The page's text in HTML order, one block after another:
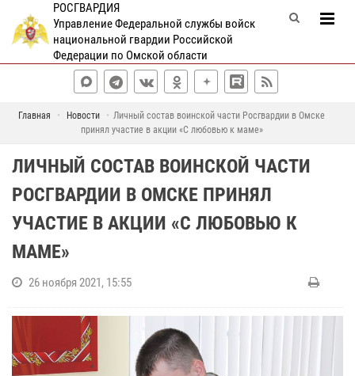
РОСГВАРДИЯ
Управление Федеральной службы войск
национальной гвардии Российской
Федерации по Омской области
Главная Новости
Личный состав воинской части Росгвардии в Омске
принял участие в акции «С любовью к маме»
ЛИЧНЫЙ СОСТАВ ВОИНСКОЙ ЧАСТИ
РОСГВАРДИИ В ОМСКЕ ПРИНЯЛ
УЧАСТИЕ В АКЦИИ «С ЛЮБОВЬЮ К
МАМЕ»
26 ноября 2021, 15:55